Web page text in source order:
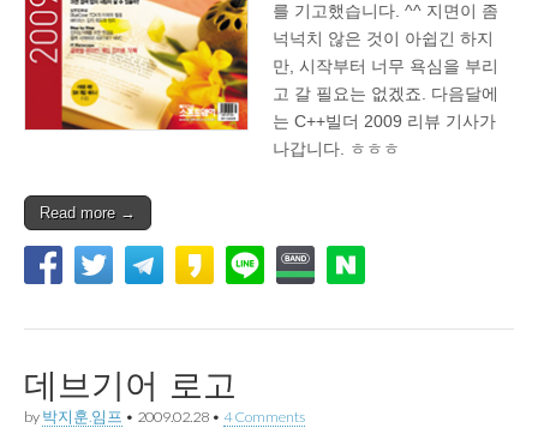
를 기고했습니다. ^^ 지면이 좀
넉넉치 않은 것이 아쉽긴 하지
만, 시작부터 너무 욕심을 부리
고 갈 필요는 없겠죠. 다음달에
는 C++빌더 2009 리뷰 기사가
나갑니다. ㅎㅎㅎ
Read more →
데브기어 로고
by 박지훈.임프 • 2009.02.28 • 4 Comments